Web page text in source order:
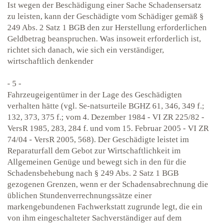
Ist wegen der Beschädigung einer Sache Schadensersatz
zu leisten, kann der Geschädigte vom Schädiger gemäß §
249 Abs. 2 Satz 1 BGB den zur Herstellung erforderlichen
Geldbetrag beanspruchen. Was insoweit erforderlich ist,
richtet sich danach, wie sich ein verständiger,
wirtschaftlich denkender
- 5 -
Fahrzeugeigentümer in der Lage des Geschädigten
verhalten hätte (vgl. Se-natsurteile BGHZ 61, 346, 349 f.;
132, 373, 375 f.; vom 4. Dezember 1984 - VI ZR 225/82 -
VersR 1985, 283, 284 f. und vom 15. Februar 2005 - VI ZR
74/04 - VersR 2005, 568). Der Geschädigte leistet im
Reparaturfall dem Gebot zur Wirtschaftlichkeit im
Allgemeinen Genüge und bewegt sich in den für die
Schadensbehebung nach § 249 Abs. 2 Satz 1 BGB
gezogenen Grenzen, wenn er der Schadensabrechnung die
üblichen Stundenverrechnungssätze einer
markengebundenen Fachwerkstatt zugrunde legt, die ein
von ihm eingeschalteter Sachverständiger auf dem